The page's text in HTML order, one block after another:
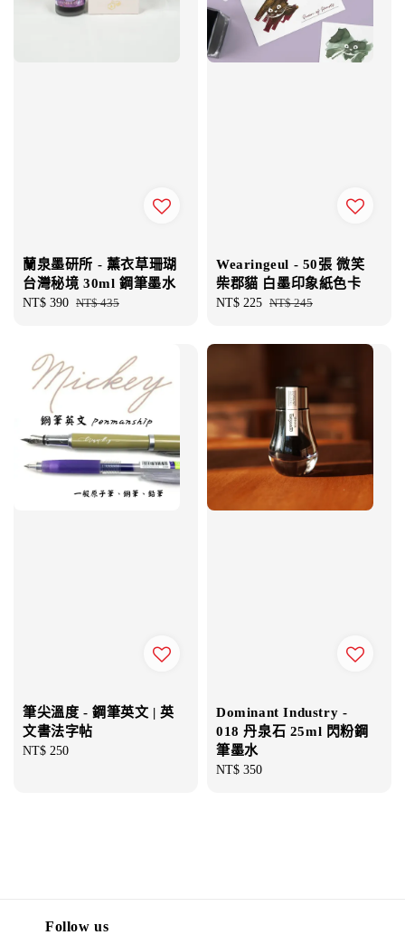
蘭泉墨研所 - 薰衣草珊瑚
台灣秘境 30ml 鋼筆墨水
Sale
NT$ 390 Regular
NT$ 435
Wearingeul - 50張 微笑
柴郡貓 白墨印象紙色卡
Sale
NT$ 225 Regular
NT$ 245
筆尖溫度 - 鋼筆英文 | 英
文書法字帖
Regular
NT$ 250
Dominant Industry -
018 丹泉石 25ml 閃粉鋼
筆墨水
Regular
NT$ 350
Follow us